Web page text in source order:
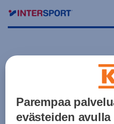
Parempaa
evästeiden avulla